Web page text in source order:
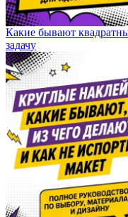
Какие бывают
задачу